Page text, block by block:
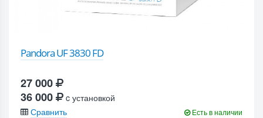
Pandora UF 3830 FD
27 000
36 000
c установкой
Сравнить
Есть в наличии